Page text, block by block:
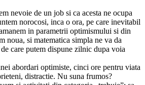
nevoie de un job si ca acesta ne ocupa
norocosi, inca o ora, pe care inevitabil
in parametrii optimismului si din
noua, si matematica simpla ne va da
care putem dispune zilnic dupa voia
abordari optimiste, cinci ore pentru viata
distractie. Nu suna frumos?